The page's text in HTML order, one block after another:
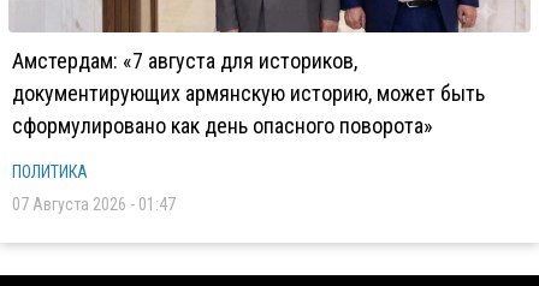
Амстердам: «7 августа для историков,
документирующих армянскую историю, может быть
сформулировано как день опасного поворота»
ПОЛИТИКА
07 Августа 2026 - 01:47